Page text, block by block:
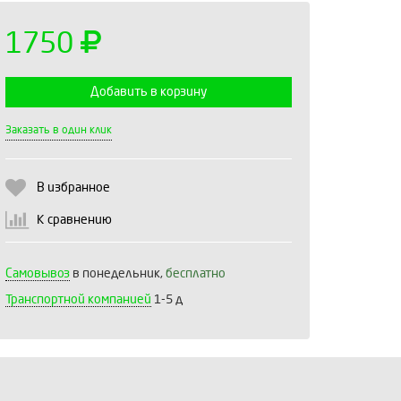
1750
Добавить в корзину
Заказать в один клик
В избранное
К сравнению
Самовывоз в понедельник, бесплатно
Транспортной компанией 1-5 д